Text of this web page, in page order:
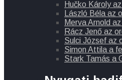
Hučko Károly
László Béla az
Merva Arnold
Rácz Jenő az
Sulci József az
Simon Attila a
Stark Tamás a